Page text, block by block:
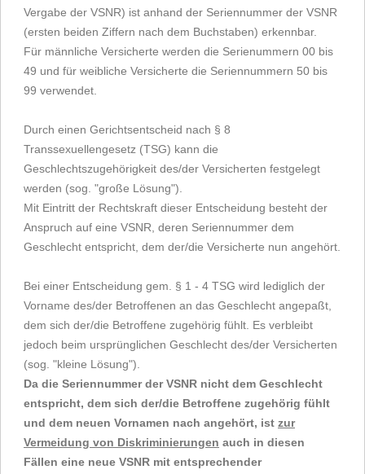
Vergabe der VSNR) ist anhand der Seriennummer der VSNR
(ersten beiden Ziffern nach dem Buchstaben) erkennbar.
Für männliche Versicherte werden die Serienummern 00 bis
49 und für weibliche Versicherte die Seriennummern 50 bis
99 verwendet.
Durch einen Gerichtsentscheid nach § 8
Transsexuellengesetz (TSG) kann die
Geschlechtszugehörigkeit des/der Versicherten festgelegt
werden (sog. "große Lösung").
Mit Eintritt der Rechtskraft dieser Entscheidung besteht der
Anspruch auf eine VSNR, deren Seriennummer dem
Geschlecht entspricht, dem der/die Versicherte nun angehört.
Bei einer Entscheidung gem. § 1 - 4 TSG wird lediglich der
Vorname des/der Betroffenen an das Geschlecht angepaßt,
dem sich der/die Betroffene zugehörig fühlt. Es verbleibt
jedoch beim ursprünglichen Geschlecht des/der Versicherten
(sog. "kleine Lösung").
Da die Seriennummer der VSNR nicht dem Geschlecht
entspricht, dem sich der/die Betroffene zugehörig fühlt
und dem neuen Vornamen nach angehört, ist zur
Vermeidung von Diskriminierungen auch in diesen
Fällen eine neue VSNR mit entsprechender